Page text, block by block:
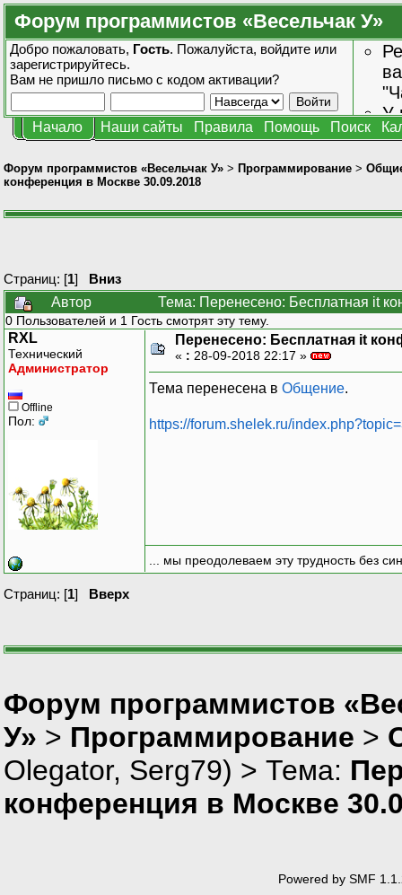
Форум программистов «Весельчак У»
Добро пожаловать, Гость. Пожалуйста, войдите или
зарегистрируйтесь.
Вам не пришло письмо с кодом активации?
У
Начало Наши сайты Правила Помощь Поиск
Форум программистов «Весельчак У» > Программирование >
конференция в Москве 30.09.2018
Страниц: [1] Вниз
Автор
Тема: Перенесено: Бесплатная it
0 Пользователей и 1 Гость смотрят эту тему.
RXL
Технический
Администратор
Offline
Пол:
Перенесено: Бесплатная it
« : 28-09-2018 22:17 »
Тема перенесена в Общение.
https://forum.shelek.ru/
... мы преодолеваем эту трудность без
Страниц: [1] Вверх
Форум программистов
У» > Программирование >
Olegator, Serg79) > Тема:
конференция в Москве
Powered by SMF